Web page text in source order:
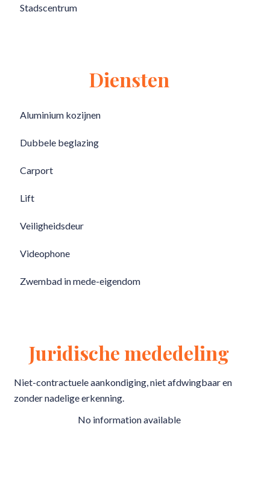
Stadscentrum
Diensten
Aluminium kozijnen
Dubbele beglazing
Carport
Lift
Veiligheidsdeur
Videophone
Zwembad in mede-eigendom
Juridische mededeling
Niet-contractuele aankondiging, niet afdwingbaar en
zonder nadelige erkenning.
No information available